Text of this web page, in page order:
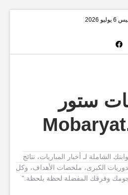
2026
ستور
الشاملة لـ أخبار المباريات، نتائج
الكبرى، ملخصات الأهداف، وكل
وفرقك المفضلة لحظة بلحظة."